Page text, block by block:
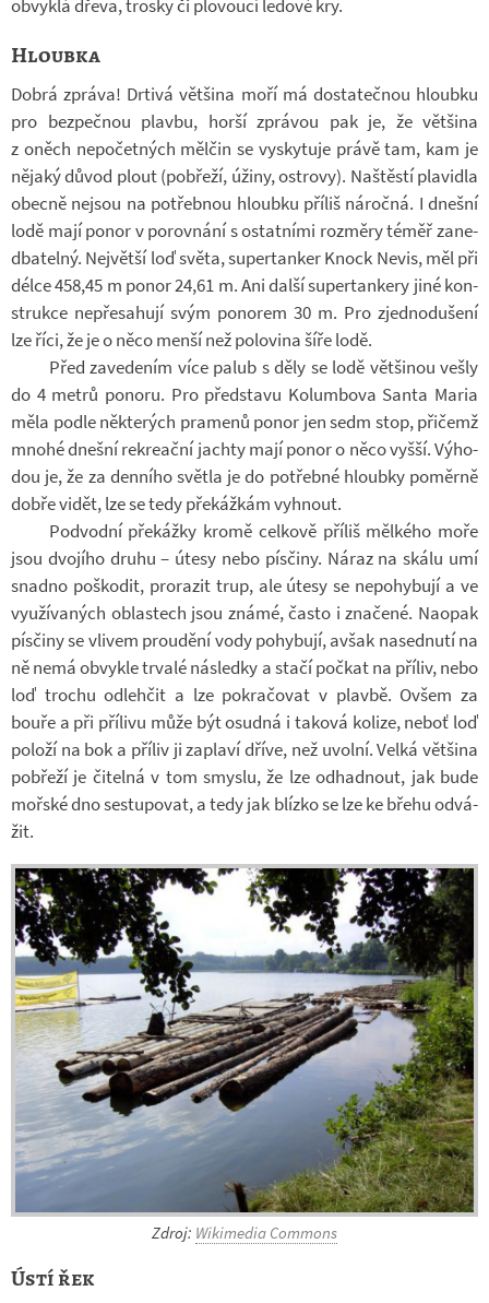
ob­vyklá dřeva, trosky či plo­voucí le­dové kry.
Hloubka
Dobrá zpráva! Dr­tivá vět­šina moří má do­sta­teč­nou hloubku
pro bez­peč­nou plavbu, horší zprá­vou pak je, že vět­šina
z oněch ne­po­čet­ných měl­čin se vy­sky­tuje právě tam, kam je
ně­jaký důvod plout (po­břeží, úžiny, os­t­rovy). Na­štěstí pla­vi­dla
obecně nejsou na po­třeb­nou hloubku pří­liš ná­ročná. I dnešní
lodě mají ponor v po­rov­nání s ostat­ními roz­měry téměř za­ne­
dba­telný. Nej­větší loď světa, su­per­tan­ker Knock Nevis, měl při
délce 458,45 m ponor 24,61 m. Ani další su­per­tan­kery jiné kon­
strukce ne­pře­sa­hují svým po­no­rem 30 m. Pro zjed­no­du­šení
lze říci, že je o něco menší než po­lo­vina šíře lodě.
Před za­ve­de­ním více palub s děly se lodě vět­ši­nou vešly
do 4 metrů po­noru. Pro před­stavu Ko­lum­bova Santa Maria
měla podle ně­kte­rých pra­menů ponor jen sedm stop, při­čemž
mnohé dnešní re­kre­ační jachty mají ponor o něco vyšší. Vý­ho­
dou je, že za den­ního světla je do po­třebné hloubky po­měrně
dobře vidět, lze se tedy pře­káž­kám vy­hnout.
Pod­vodní pře­kážky kromě cel­kově pří­liš měl­kého moře
jsou dvo­jího druhu – útesy nebo pís­činy. Náraz na skálu umí
snadno po­ško­dit, pro­ra­zit trup, ale útesy se ne­po­hy­bují a ve
vy­u­ží­va­ných ob­las­tech jsou známé, často i zna­čené. Na­o­pak
pís­činy se vli­vem prou­dění vody po­hy­bují, avšak na­sed­nutí na
ně nemá ob­vykle tr­valé ná­sledky a stačí po­čkat na pří­liv, nebo
loď tro­chu od­leh­čit a lze po­kra­čo­vat v plavbě. Ovšem za
bouře a při pří­livu může být osudná i ta­ková ko­lize, neboť loď
po­loží na bok a pří­liv ji za­plaví dříve, než uvolní. Velká vět­šina
po­břeží je či­telná v tom smyslu, že lze od­had­nout, jak bude
moř­ské dno se­stu­po­vat, a tedy jak blízko se lze ke břehu od­vá­
žit.
Zdroj: Wi­ki­me­dia Com­mons
Ústí řek